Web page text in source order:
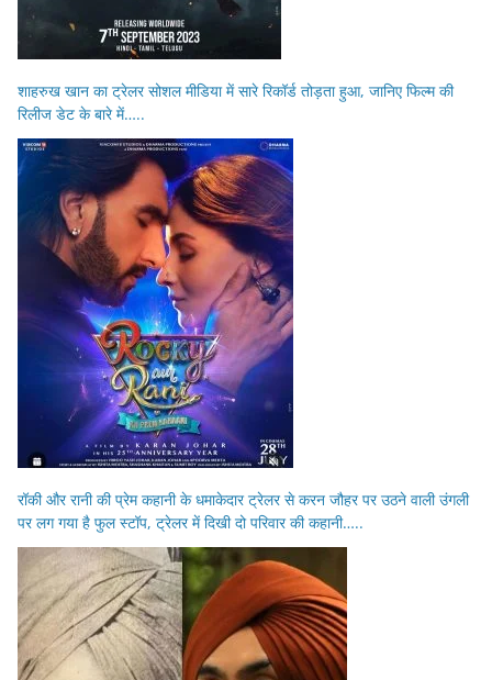
शाहरुख खान का ट्रेलर सोशल मीडिया में सारे रिकॉर्ड तोड़ता हुआ, जानिए फिल्म की
रिलीज डेट के बारे में…..
रॉकी और रानी की प्रेम कहानी के धमाकेदार ट्रेलर से करन जौहर पर उठने वाली उंगली
पर लग गया है फुल स्टॉप, ट्रेलर में दिखी दो परिवार की कहानी…..